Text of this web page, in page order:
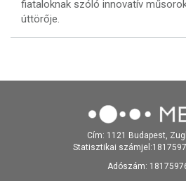
fiataloknak szóló innovatív
úttörője.
Cím: 1121 Budapest,
Statisztikai
Adószám: